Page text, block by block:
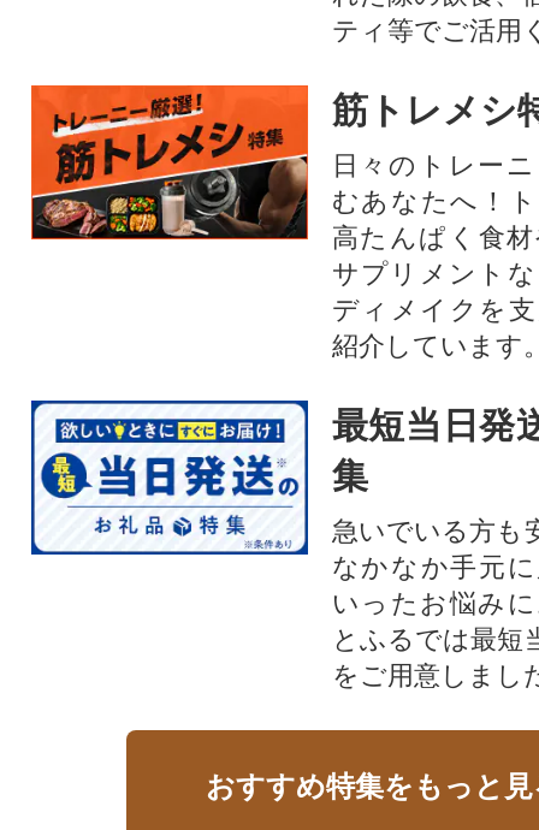
ティ等でご活用
筋トレメシ
日々のトレー
むあなたへ！
高たんぱく食
サプリメント
ディメイクを
紹介しています
最短当日発
集
急いでいる方も
なかなか手元
いったお悩み
とふるでは最短
をご用意しまし
おすすめ特集をもっと